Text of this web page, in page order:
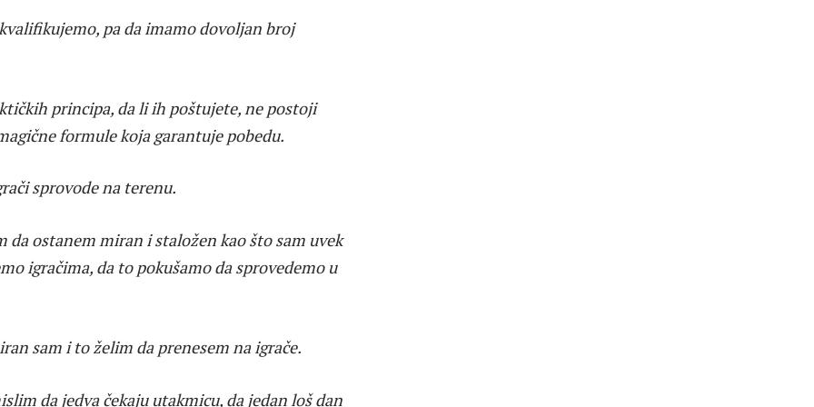
pa da imamo dovoljan broj
principa, da li ih poštujete, ne postoji
formule koja garantuje pobedu.
sprovode na terenu.
ostanem miran i staložen kao što sam uvek
igračima, da to pokušamo da sprovedemo u
sam i to želim da prenesem na igrače.
da jedva čekaju utakmicu, da jedan loš dan